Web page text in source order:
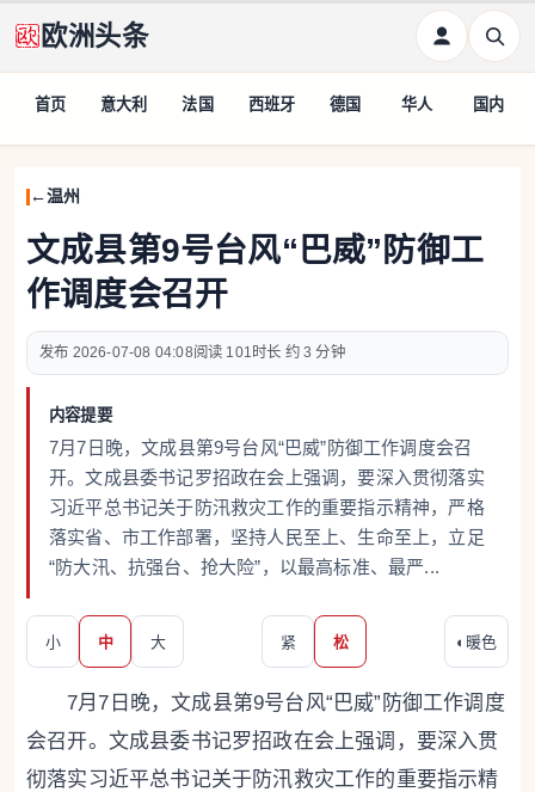
欧洲头条
首页 意大利 法国 西班牙 德国 华人 国内
温州
文成县第9号台风“巴威”防御工
作调度会召开
2026-07-08 04:08 101 约 3 分钟
内容提要
7月7日晚，文成县第9号台风“巴威”防御工作调度会召
开。文成县委书记罗招政在会上强调，要深入贯彻落实
习近平总书记关于防汛救灾工作的重要指示精神，严格
落实省、市工作部署，坚持人民至上、生命至上，立足
“防大汛、抗强台、抢大险”，以最高标准、最严...
小 中 大 紧 松 ◐ 暖色
7月7日晚，文成县第9号台风“巴威”防御工作调度
会召开。文成县委书记罗招政在会上强调，要深入贯
彻落实习近平总书记关于防汛救灾工作的重要指示精